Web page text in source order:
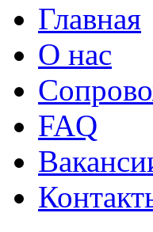
Главная
О нас
FAQ